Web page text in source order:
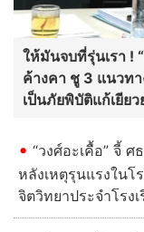
ให้มันจบที่รุ่นเรา !
ค้างคา ชู 3 แนวท
เป็นภัยพิบัติแก้เยีย
“วงศ์อะเคื้อ” จี้ ศ
หลังเหตุรุนแรงในโ
จิตวิทยาประจำโรง